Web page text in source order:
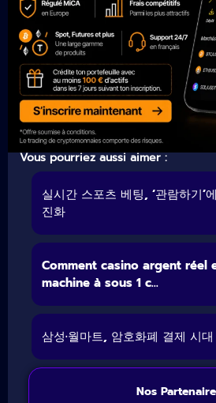
Vous pourriez aussi aimer :
실시간 스포츠 베팅, ‘관람하기’
진화
Comment casino argent réel
machine à sous 1 c...
삼성·월마트, 암호화폐 결제 시
Nos Partenaire